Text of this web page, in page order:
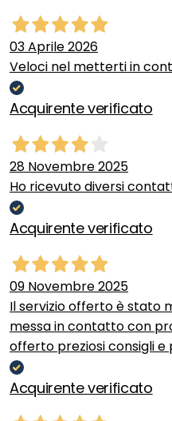
03 Aprile 2026
Veloci nel metterti in
Acquirente verificato
28 Novembre 2025
Ho ricevuto diversi
Acquirente verificato
09 Novembre 2025
Il servizio offerto è stato
messa in contatto con
offerto preziosi consigli
Acquirente verificato